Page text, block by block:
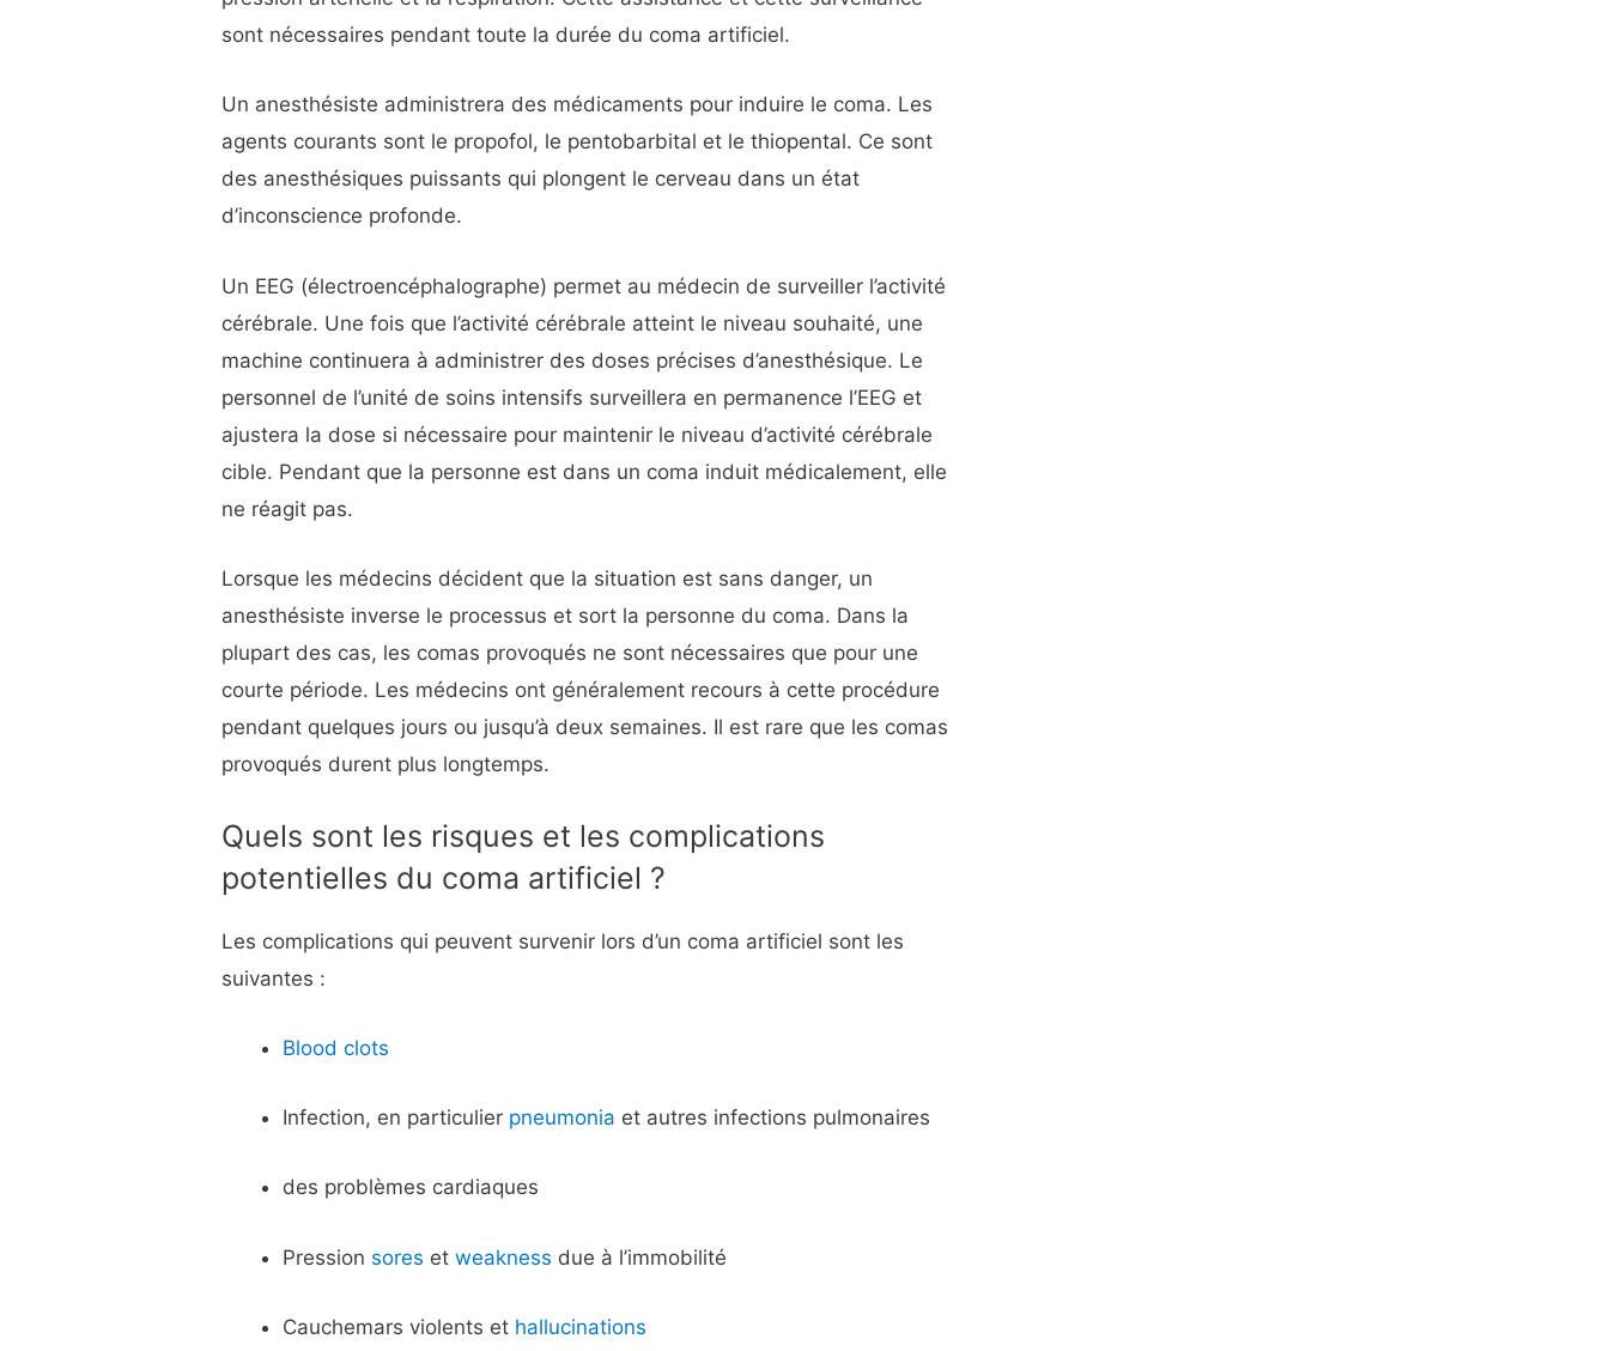
sont nécessaires pendant toute la durée du coma artificiel.
Un anesthésiste administrera des médicaments pour induire le coma. Les
agents courants sont le propofol, le pentobarbital et le thiopental. Ce sont
des anesthésiques puissants qui plongent le cerveau dans un état
d’inconscience profonde.
Un EEG (électroencéphalographe) permet au médecin de surveiller l’activité
cérébrale. Une fois que l’activité cérébrale atteint le niveau souhaité, une
machine continuera à administrer des doses précises d’anesthésique. Le
personnel de l’unité de soins intensifs surveillera en permanence l’EEG et
ajustera la dose si nécessaire pour maintenir le niveau d’activité cérébrale
cible. Pendant que la personne est dans un coma induit médicalement, elle
ne réagit pas.
Lorsque les médecins décident que la situation est sans danger, un
anesthésiste inverse le processus et sort la personne du coma. Dans la
plupart des cas, les comas provoqués ne sont nécessaires que pour une
courte période. Les médecins ont généralement recours à cette procédure
pendant quelques jours ou jusqu’à deux semaines. Il est rare que les comas
provoqués durent plus longtemps.
Quels sont les risques et les complications
potentielles du coma artificiel ?
Les complications qui peuvent survenir lors d’un coma artificiel sont les
suivantes :
Blood clots
Infection, en particulier pneumonia et autres infections pulmonaires
des problèmes cardiaques
Pression sores etweakness due à l’immobilité
Cauchemars violents et hallucinations